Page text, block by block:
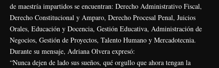
de maestría impartidos se encuentran: Derecho Administrativo Fiscal,
Derecho Constitucional y Amparo, Derecho Procesal Penal, Juicios
Orales, Educación y Docencia, Gestión Educativa, Administración de
Negocios, Gestión de Proyectos, Talento Humano y Mercadotecnia.
Durante su mensaje, Adriana Olvera expresó:
“Nunca dejen de lado sus sueños, qué orgullo que ahora tengan la